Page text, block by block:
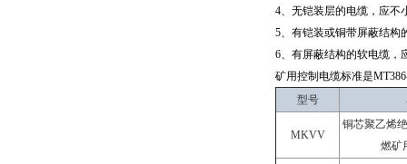
4、无铠装层的电缆，应不
5、有铠装或铜带屏蔽结构
6、有屏蔽结构的软电缆，
矿用控制电缆标准是
型号
MKVV
铜芯聚乙烯
燃矿